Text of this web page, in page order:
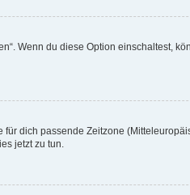
Wenn du diese Option einschaltest,
dich passende Zeitzone
jetzt zu tun.